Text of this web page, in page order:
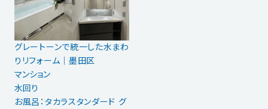
グレートーンで統一した水まわ
りリフォーム｜墨田区
マンション
水回り
お風呂：タカラスタンダード グ